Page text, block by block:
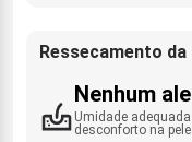
Ressecamento da
Nenhum
Umidade
desconforto na